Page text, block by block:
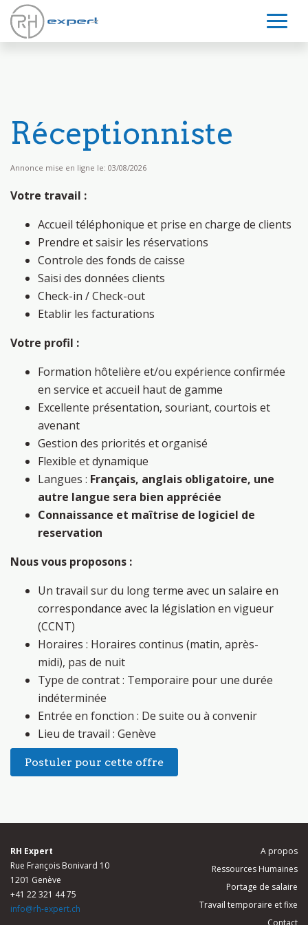
Réceptionniste
Annonce mise en ligne le: 03/08/2026
Votre travail :
Accueil téléphonique et prise en charge de clients
Prendre et saisir les réservations
Controle des fonds de caisse
Saisi des données clients
Check-in / Check-out
Etablir les facturations
Votre profil :
Formation hôtelière et/ou expérience confirmée
en service et accueil haut de gamme
Excellente présentation, souriant, courtois et
avenant
Gestion des priorités et organisé
Flexible et dynamique
Langues : Français, anglais obligatoire, une
autre langue sera bien appréciée
Connaissance et maîtrise de logiciel de
reservation
Nous vous proposons :
Un travail sur du long terme avec un salaire en
correspondance avec la législation en vigueur
(CCNT)
Horaires : Horaires continus (matin, après-
midi), pas de nuit
Type de contrat : Temporaire pour une durée
indéterminée
Entrée en fonction : De suite ou à convenir
Lieu de travail : Genève
Postuler pour cette offre
RH Expert
Rue François Bonivard 10
1201 Genève
+41 22 321 44 75
info@rh-expert.ch
A propos
Ressources Humaines
Portage de salaire
Travail temporaire et fixe
Contact